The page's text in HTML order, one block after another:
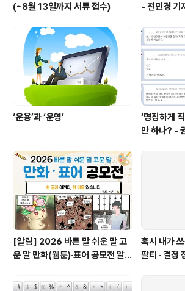
(~8월 13일까지 서류 접수)
- 전민경 기
‘운용’과 ‘운영’
‘명징하게
만 하나? -
[알림] 2026 바른 말 쉬운 말 고
운 말 만화(웹툰)·표어 공모전 알림
혹시 내가
팔티 · 결정